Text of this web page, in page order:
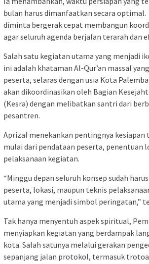
bulan harus dimanfaatkan secara optimal.
diminta bergerak cepat membangun
agar seluruh agenda berjalan terarah dan
Salah satu kegiatan utama yang menjadi
ini adalah khataman Al-Qur’an massal
peserta, selaras dengan usia Kota
akan dikoordinasikan oleh Bagian
(Kesra) dengan melibatkan santri dari
pesantren.
Aprizal menekankan pentingnya kesiapan
mulai dari pendataan peserta, penentuan
pelaksanaan kegiatan.
“Minggu depan seluruh konsep sudah
peserta, lokasi, maupun teknis
utama yang menjadi simbol peringatan,”
Tak hanya menyentuh aspek spiritual,
menyiapkan kegiatan yang berdampak
kota. Salah satunya melalui gerakan
sepanjang jalan protokol, termasuk